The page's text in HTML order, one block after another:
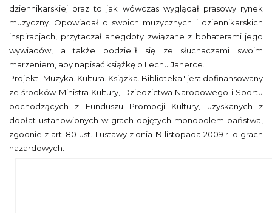
dziennikarskiej oraz to jak wówczas wyglądał prasowy rynek
muzyczny. Opowiadał o swoich muzycznych i dziennikarskich
inspiracjach, przytaczał anegdoty związane z bohaterami jego
wywiadów, a także podzielił się ze słuchaczami swoim
marzeniem, aby napisać książkę o Lechu Janerce.
Projekt "Muzyka. Kultura. Książka. Biblioteka" jest dofinansowany
ze środków Ministra Kultury, Dziedzictwa Narodowego i Sportu
pochodzących z Funduszu Promocji Kultury, uzyskanych z
dopłat ustanowionych w grach objętych monopolem państwa,
zgodnie z art. 80 ust. 1 ustawy z dnia 19 listopada 2009 r. o grach
hazardowych.